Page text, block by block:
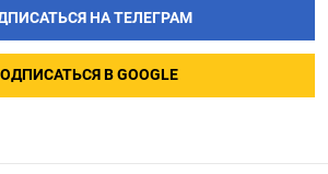
НА ТЕЛЕГРАМ
В GOOGLE